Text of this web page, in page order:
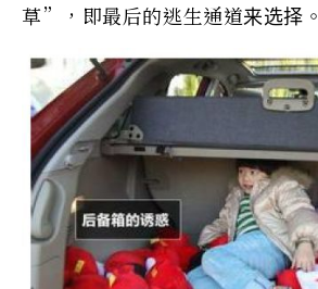
草”，即最后的逃生通道来选择。